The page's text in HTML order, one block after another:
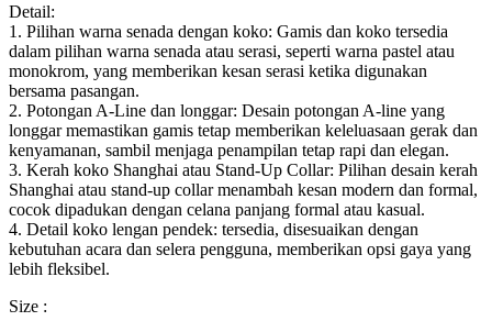
Detail:
1. Pilihan warna senada dengan koko: Gamis dan koko tersedia
dalam pilihan warna senada atau serasi, seperti warna pastel atau
monokrom, yang memberikan kesan serasi ketika digunakan
bersama pasangan.
2. Potongan A-Line dan longgar: Desain potongan A-line yang
longgar memastikan gamis tetap memberikan keleluasaan gerak dan
kenyamanan, sambil menjaga penampilan tetap rapi dan elegan.
3. Kerah koko Shanghai atau Stand-Up Collar: Pilihan desain kerah
Shanghai atau stand-up collar menambah kesan modern dan formal,
cocok dipadukan dengan celana panjang formal atau kasual.
4. Detail koko lengan pendek: tersedia, disesuaikan dengan
kebutuhan acara dan selera pengguna, memberikan opsi gaya yang
lebih fleksibel.
Size :